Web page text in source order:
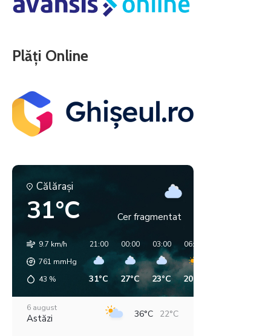
Plăți Online
Călăraşi
31°C Cer fragmentat
9.7 km/h
761 mmHg
43 %
21:00
31°C
00:00
27°C
03:00
23°C
06:00
20°C
6 august
Astăzi 36°C 22°C